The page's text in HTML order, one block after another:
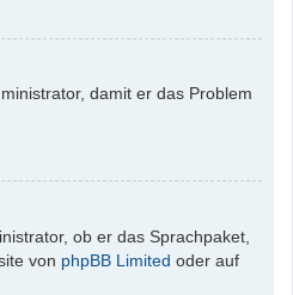
damit er das Problem
ob er das Sprachpaket,
von phpBB Limited oder auf